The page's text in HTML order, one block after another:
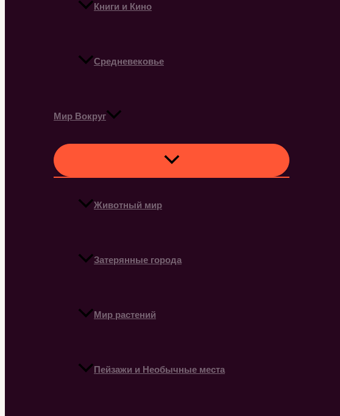
Книги и Кино
Средневековье
Мир Вокруг
Животный мир
Затерянные города
Мир растений
Пейзажи и Необычные места